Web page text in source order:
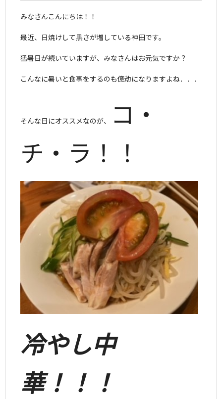
みなさんこんにちは！！
最近、日焼けして黒さが増している神田です。
猛暑日が続いていますが、みなさんはお元気ですか？
こんなに暑いと食事をするのも億劫になりますよね．．．
そんな日にオススメなのが、
コ・
チ・ラ！！
冷やし中
華！！！